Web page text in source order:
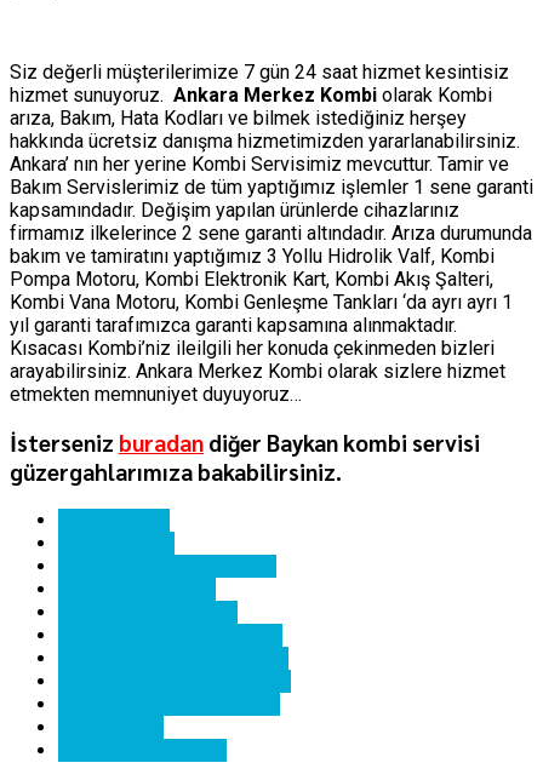
Siz değerli müşterilerimize 7 gün 24 saat hizmet kesintisiz
hizmet sunuyoruz. Ankara Merkez Kombi olarak Kombi
arıza, Bakım, Hata Kodları ve bilmek istediğiniz herşey
hakkında ücretsiz danışma hizmetimizden yararlanabilirsiniz.
Ankara’ nın her yerine Kombi Servisimiz mevcuttur. Tamir ve
Bakım Servislerimiz de tüm yaptığımız işlemler 1 sene garanti
kapsamındadır. Değişim yapılan ürünlerde cihazlarınız
firmamız ilkelerince 2 sene garanti altındadır. Arıza durumunda
bakım ve tamiratını yaptığımız 3 Yollu Hidrolik Valf, Kombi
Pompa Motoru, Kombi Elektronik Kart, Kombi Akış Şalteri,
Kombi Vana Motoru, Kombi Genleşme Tankları ‘da ayrı ayrı 1
yıl garanti tarafımızca garanti kapsamına alınmaktadır.
Kısacası Kombi’niz ileilgili her konuda çekinmeden bizleri
arayabilirsiniz. Ankara Merkez Kombi olarak sizlere hizmet
etmekten memnuniyet duyuyoruz…
İsterseniz buradan diğer Baykan kombi servisi
güzergahlarımıza bakabilirsiniz.